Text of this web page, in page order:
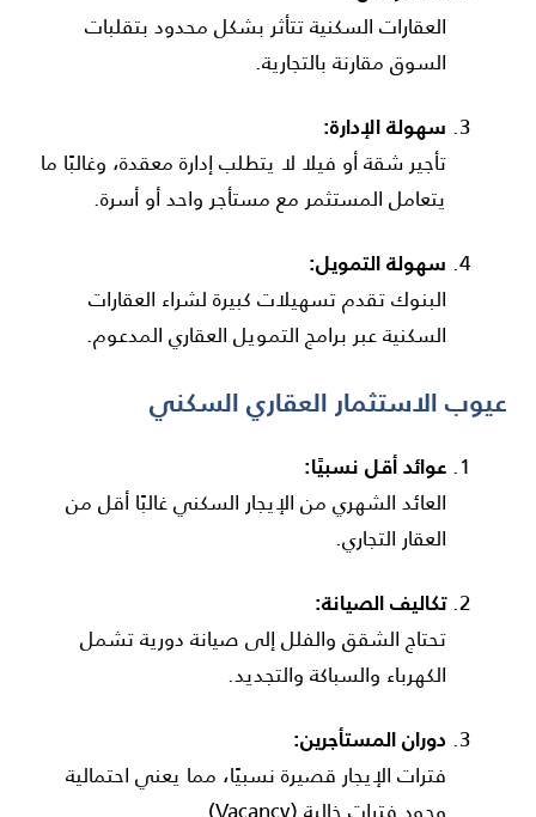
العقارات السكنية تتأثر بشكل محدود بتقلبات
السوق مقارنة بالتجارية.
سهولة الإدارة:
تأجير شقة أو فيلا لا يتطلب إدارة معقدة، وغالبًا ما
يتعامل المستثمر مع مستأجر واحد أو أسرة.
سهولة التمويل:
البنوك تقدم تسهيلات كبيرة لشراء العقارات
السكنية عبر برامج التمويل العقاري المدعوم.
عيوب الاستثمار العقاري السكني
عوائد أقل نسبيًا:
العائد الشهري من الإيجار السكني غالبًا أقل من
العقار التجاري.
تكاليف الصيانة:
تحتاج الشقق والفلل إلى صيانة دورية تشمل
الكهرباء والسباكة والتجديد.
دوران المستأجرين:
فترات الإيجار قصيرة نسبيًا، مما يعني احتمالية